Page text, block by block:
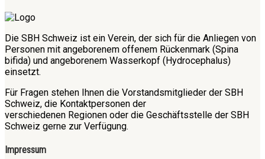
Die SBH Schweiz ist ein Verein, der sich für die Anliegen von
Personen mit angeborenem offenem Rückenmark (Spina
bifida) und angeborenem Wasserkopf (Hydrocephalus)
einsetzt.
Für Fragen stehen Ihnen die Vorstandsmitglieder der SBH
Schweiz, die Kontaktpersonen der
verschiedenen Regionen oder die Geschäftsstelle der SBH
Schweiz gerne zur Verfügung.
Impressum